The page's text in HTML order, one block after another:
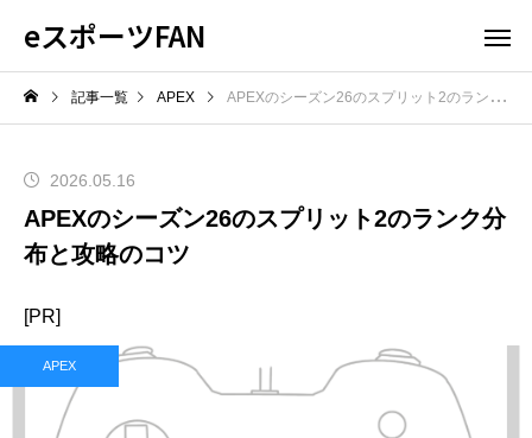
eスポーツFAN
記事一覧 APEX APEXのシーズン26のスプリット2のランク分布と攻略のコツ
2026.05.16
APEXのシーズン26のスプリット2のランク分
布と攻略のコツ
[PR]
APEX